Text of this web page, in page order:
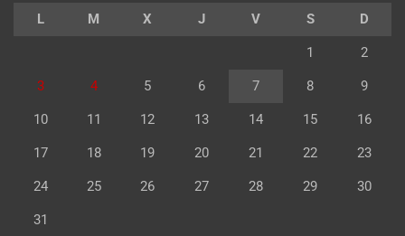
L M X J V S D
1 2
3 4 5 6 7 8 9
10 11 12 13 14 15 16
17 18 19 20 21 22 23
24 25 26 27 28 29 30
31